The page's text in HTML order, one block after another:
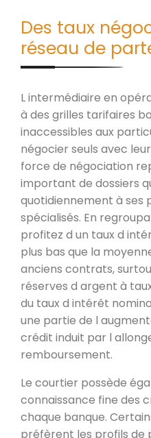
Des taux
réseau de
L intermédiaire en
à des grilles tarifaires
inaccessibles aux
négocier seuls avec
force de négociation
important de dossiers
quotidiennement à ses
spécialisés. En
profitez d un taux d
plus bas que la
anciens contrats,
réserves d argent à
du taux d intérêt
une partie de l
crédit induit par l
remboursement.
Le courtier possède
connaissance fine des
chaque banque.
préfèrent les profils de